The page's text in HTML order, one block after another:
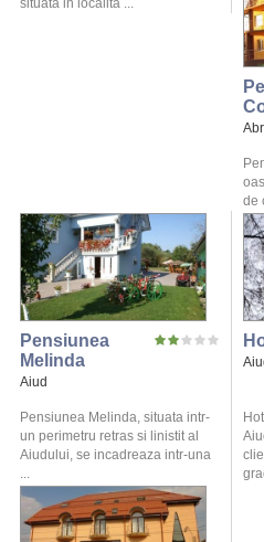
situata in localita ...
de
Pensiunea
Melinda
Aiud
Pensiunea Melinda, situata intr-
un perimetru retras si linistit al
Aiudului, se incadreaza intr-una
...